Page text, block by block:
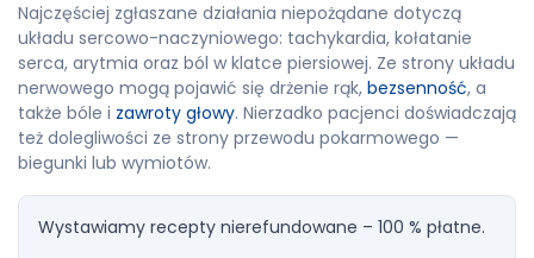
Najczęściej zgłaszane działania niepożądane dotyczą
układu sercowo-naczyniowego: tachykardia, kołatanie
serca, arytmia oraz ból w klatce piersiowej. Ze strony układu
nerwowego mogą pojawić się drżenie rąk, bezsenność, a
także bóle i zawroty głowy. Nierzadko pacjenci doświadczają
też dolegliwości ze strony przewodu pokarmowego —
biegunki lub wymiotów.
Wystawiamy recepty nierefundowane – 100 % płatne.